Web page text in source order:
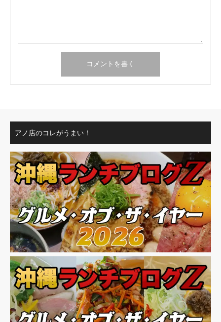
アノ店のコレがうまい！